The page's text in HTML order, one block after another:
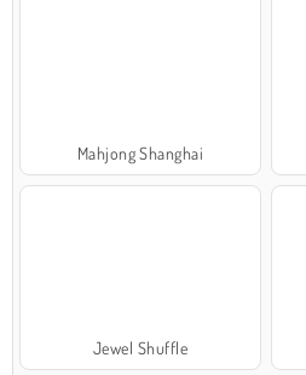
Mahjong Shanghai
Jewel Shuffle